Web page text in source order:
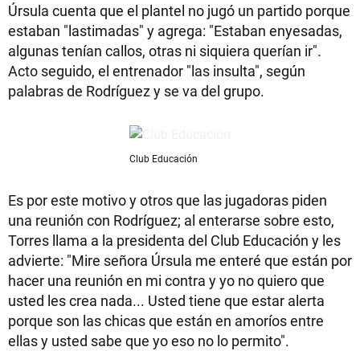
Úrsula cuenta que el plantel no jugó un partido porque
estaban "lastimadas" y agrega: "Estaban enyesadas,
algunas tenían callos, otras ni siquiera querían ir".
Acto seguido, el entrenador "las insulta", según
palabras de Rodríguez y se va del grupo.
Club Educación
Es por este motivo y otros que las jugadoras piden
una reunión con Rodríguez; al enterarse sobre esto,
Torres llama a la presidenta del Club Educación y les
advierte: "Mire señora Úrsula me enteré que están por
hacer una reunión en mi contra y yo no quiero que
usted les crea nada... Usted tiene que estar alerta
porque son las chicas que están en amoríos entre
ellas y usted sabe que yo eso no lo permito".